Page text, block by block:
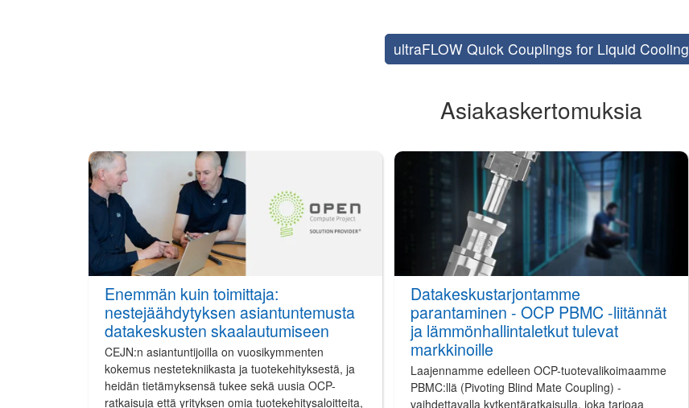
ultraFLOW Quick Couplings for Liquid Cooling
Asiakaskertomuksia
Enemmän kuin toimittaja:
nestejäähdytyksen asiantuntemusta
datakeskusten skaalautumiseen
CEJN:n asiantuntijoilla on vuosikymmenten
kokemus nestetekniikasta ja tuotekehityksestä, ja
heidän tietämyksensä tukee sekä uusia OCP-
ratkaisuja että yrityksen omia tuotekehitysaloitteita,
Datakeskustarjontamme
parantaminen - OCP PBMC -liitännät
ja lämmönhallintaletkut tulevat
markkinoille
Laajennamme edelleen OCP-tuotevalikoimaamme
PBMC:llä (Pivoting Blind Mate Coupling) -
vaihdettavalla kytkentäratkaisulla, joka tarjoaa